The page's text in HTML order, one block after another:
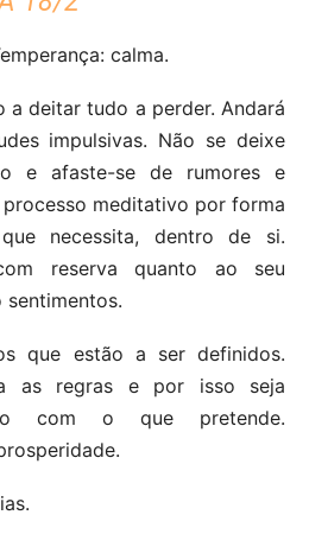
calma.
a deitar tudo a perder. Andará
impulsivas. Não se deixe
e afaste-se de rumores e
meditativo por forma
necessita, dentro de si.
reserva quanto ao seu
que estão a ser definidos.
as regras e por isso seja
com o que pretende.